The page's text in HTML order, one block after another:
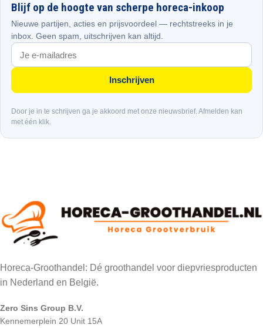
Blijf op de hoogte van scherpe horeca-inkoop
Nieuwe partijen, acties en prijsvoordeel — rechtstreeks in je
inbox. Geen spam, uitschrijven kan altijd.
Inschrijven
Door je in te schrijven ga je akkoord met onze nieuwsbrief. Afmelden kan
met één klik.
Horeca-Groothandel: Dé groothandel voor diepvriesproducten
in Nederland en België.
Zero Sins Group B.V.
Kennemerplein 20 Unit 15A